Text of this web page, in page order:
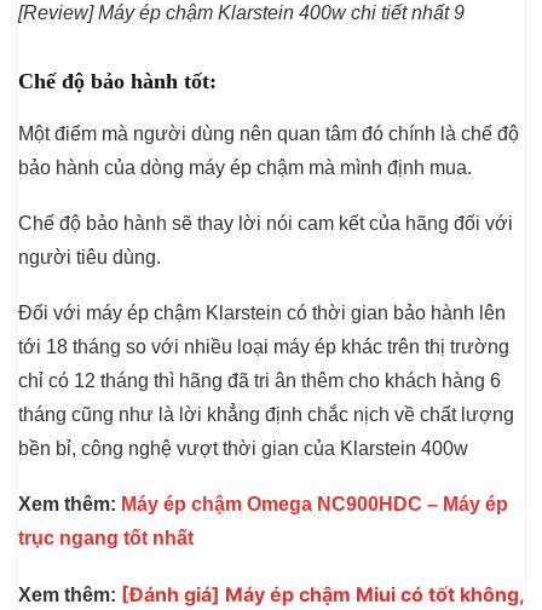
[Review] Máy ép chậm Klarstein 400w chi tiết nhất 9
Chế độ bảo hành tốt:
Một điểm mà người dùng nên quan tâm đó chính là chế độ
bảo hành của dòng máy ép chậm mà mình định mua.
Chế độ bảo hành sẽ thay lời nói cam kết của hãng đối với
người tiêu dùng.
Đối với máy ép chậm Klarstein có thời gian bảo hành lên
tới 18 tháng so với nhiều loại máy ép khác trên thị trường
chỉ có 12 tháng thì hãng đã tri ân thêm cho khách hàng 6
tháng cũng như là lời khẳng định chắc nịch về chất lượng
bền bỉ, công nghệ vượt thời gian của Klarstein 400w
Xem thêm: Máy ép chậm Omega NC900HDC – Máy ép
trục ngang tốt nhất
Xem thêm: [Đánh giá] Máy ép chậm Miui có tốt không,